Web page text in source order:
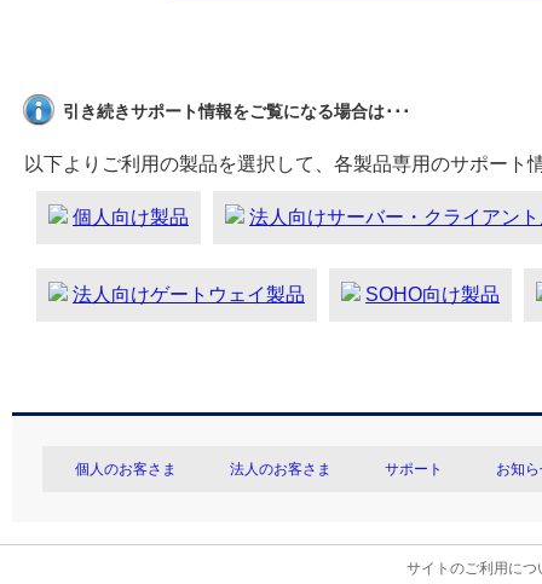
引き続きサポート情報をご覧になる場合は･･･
以下よりご利用の製品を選択して、各製品専用のサポート
個人向け製品 法人向けサーバー・クライアン
法人向けゲートウェイ製品 SOHO向け製品
個人のお客さま 法人のお客さま サポート お知
サイトのご利用につ